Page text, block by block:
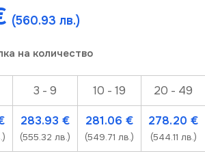
(560.93 лв.)
на количество
3 - 9 10 - 19 20 - 49
283.93 €
(555.32 лв.)
281.06 €
(549.71 лв.)
278.20 €
(544.11 лв.)